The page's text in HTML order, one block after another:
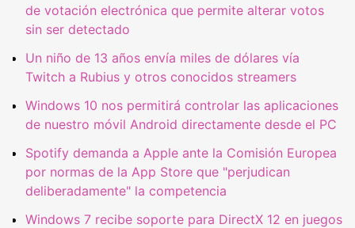
de votación electrónica que permite alterar votos
sin ser detectado
Un niño de 13 años envía miles de dólares vía
Twitch a Rubius y otros conocidos streamers
Windows 10 nos permitirá controlar las aplicaciones
de nuestro móvil Android directamente desde el PC
Spotify demanda a Apple ante la Comisión Europea
por normas de la App Store que "perjudican
deliberadamente" la competencia
Windows 7 recibe soporte para DirectX 12 en juegos